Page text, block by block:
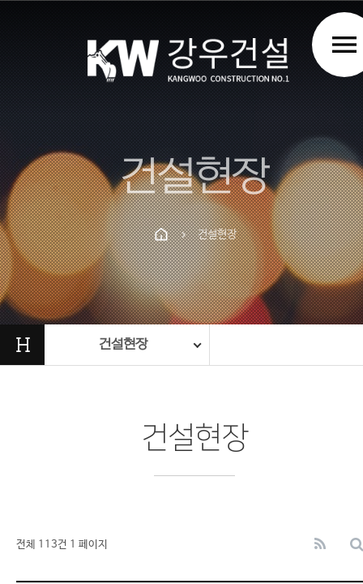
PrevNext
menu
건설현장
chevron_right 건설현장
H 건설현장
건설현장
전체 113건 1 페이지